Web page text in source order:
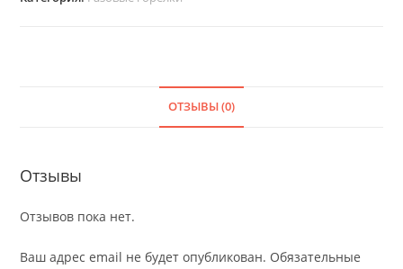
ОТЗЫВЫ (0)
Отзывы
Отзывов пока нет.
Ваш адрес email не будет опубликован. Обязательные